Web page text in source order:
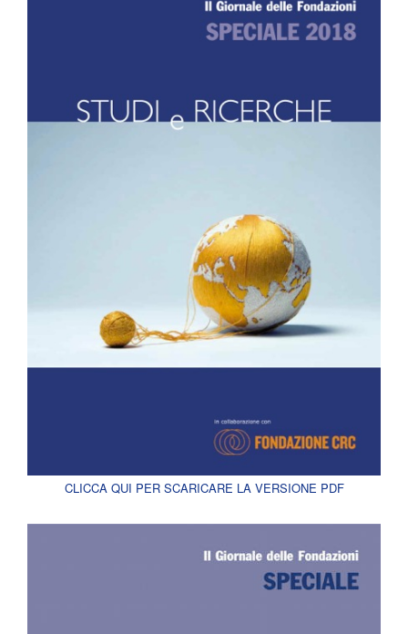
CLICCA QUI PER SCARICARE LA VERSIONE PDF